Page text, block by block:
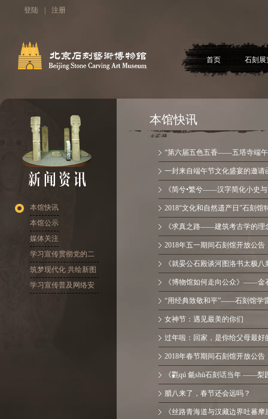
登陆 注册
首页 石刻展
本馆快讯
本馆公示
媒体关注
学习宣传贯彻党的二
十大精神
筑梦现代化 共绘新图
景
学习宣传普及网络安
本馆快讯
“第六届五色五香——五塔寺端午
一封来自端午节文化盛宴的邀请
《简兮•繁兮——汉字简化小史
2018“文化和自然遗产日”石刻馆
《求真之路——建筑考古学的
2018年五一期间石刻馆开放公告
《就晏公石殿谈河图洛书太极
《博物馆如何走向公众》——金
“用经典致敬和平”——石刻馆学
女神节：遇见最美的你们
过年啦：回家，是你给父母最好
2018年春节期间石刻馆开放公告
《氍qú 毹shū石刻话当年 ——
腊八来了，春节还会远吗？
《丝路青海道与汉藏边界吐蕃